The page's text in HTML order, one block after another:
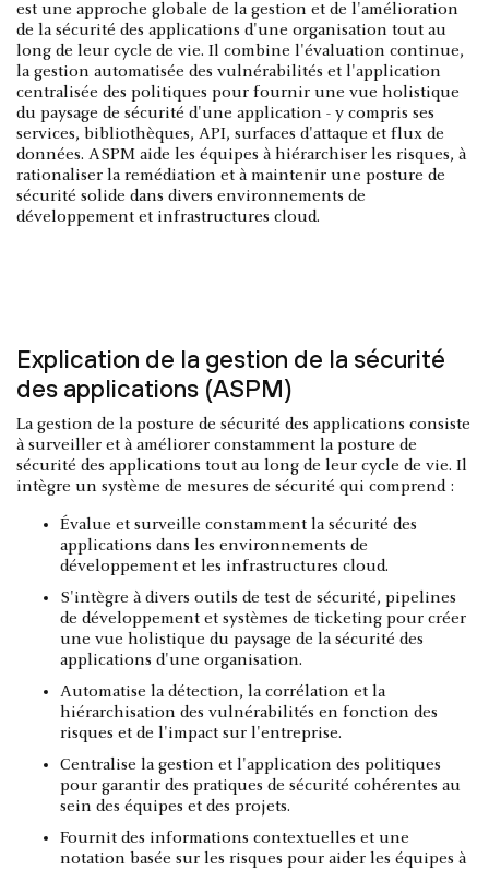
est une approche globale de la gestion et de l'amélioration
de la sécurité des applications d'une organisation tout au
long de leur cycle de vie. Il combine l'évaluation continue,
la gestion automatisée des vulnérabilités et l'application
centralisée des politiques pour fournir une vue holistique
du paysage de sécurité d'une application - y compris ses
services, bibliothèques, API, surfaces d'attaque et flux de
données. ASPM aide les équipes à hiérarchiser les risques, à
rationaliser la remédiation et à maintenir une posture de
sécurité solide dans divers environnements de
développement et infrastructures cloud.
Explication de la gestion de la sécurité
des applications (ASPM)
La gestion de la posture de sécurité des applications consiste
à surveiller et à améliorer constamment la posture de
sécurité des applications tout au long de leur cycle de vie. Il
intègre un système de mesures de sécurité qui comprend :
Évalue et surveille constamment la sécurité des
applications dans les environnements de
développement et les infrastructures cloud.
S'intègre à divers outils de test de sécurité, pipelines
de développement et systèmes de ticketing pour créer
une vue holistique du paysage de la sécurité des
applications d'une organisation.
Automatise la détection, la corrélation et la
hiérarchisation des vulnérabilités en fonction des
risques et de l'impact sur l'entreprise.
Centralise la gestion et l'application des politiques
pour garantir des pratiques de sécurité cohérentes au
sein des équipes et des projets.
Fournit des informations contextuelles et une
notation basée sur les risques pour aider les équipes à